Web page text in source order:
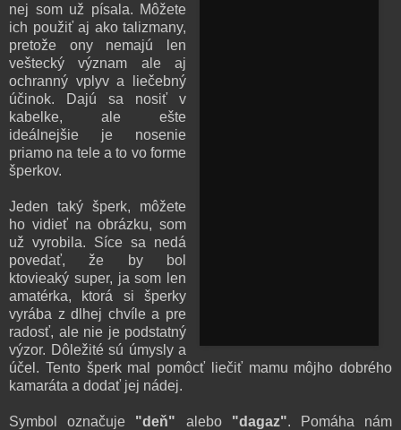
nej som už písala. Môžete
ich použiť aj ako talizmany,
pretože ony nemajú len
veštecký význam ale aj
ochranný vplyv a liečebný
účinok. Dajú sa nosiť v
kabelke, ale ešte
ideálnejšie je nosenie
priamo na tele a to vo forme
šperkov.
Jeden taký šperk, môžete
ho vidieť na obrázku, som
už vyrobila. Síce sa nedá
povedať, že by bol
ktovieaký super, ja som len
amatérka, ktorá si šperky
vyrába z dlhej chvíle a pre
radosť, ale nie je podstatný
výzor. Dôležité sú úmysly a
účel. Tento šperk mal pomôcť liečiť mamu môjho dobrého
kamaráta a dodať jej nádej.
Symbol označuje "deň" alebo "dagaz". Pomáha nám